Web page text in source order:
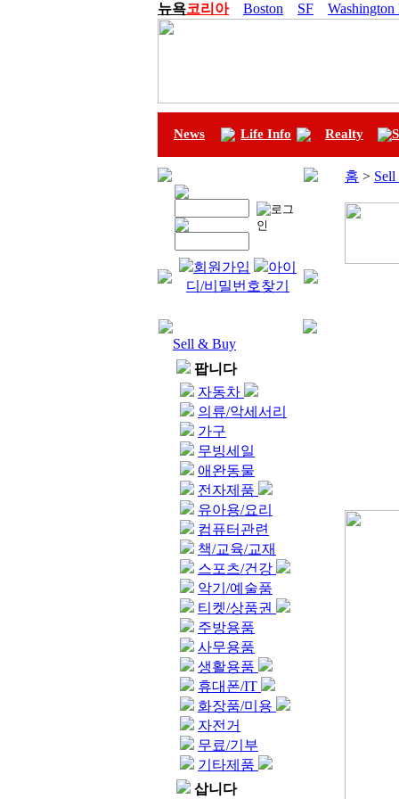
뉴욕코리아 Boston SF
News Life Info Realty
회원가입
아이
디/비밀번호찾기
Sell & Buy
팝니다
자동차
의류/악세서리
가구
무빙세일
애완동물
전자제품
유아용/요리
컴퓨터관련
책/교육/교재
스포츠/건강
악기/예술품
티켓/상품권
주방용품
사무용품
생활용품
휴대폰/IT
화장품/미용
자전거
무료/기부
기타제품
삽니다
홈 >